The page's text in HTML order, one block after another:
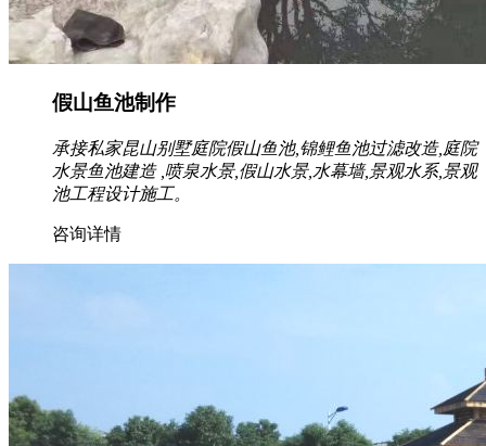
假山鱼池制作
承接私家昆山别墅庭院假山鱼池,锦鲤鱼池过滤改造,庭院
水景鱼池建造 ,喷泉水景,假山水景,水幕墙,景观水系,景观
池工程设计施工。
咨询详情